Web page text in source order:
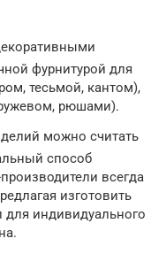
фурнитурой для
тесьмой, кантом),
рюшами).
можно считать
способ
всегда
изготовить
индивидуального